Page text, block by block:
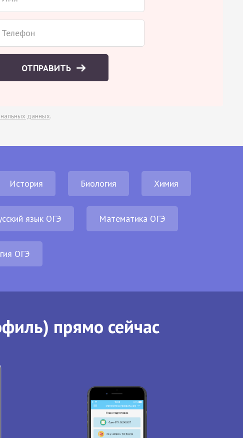
ОТПРАВИТЬ
данных.
История Биология Химия
язык ОГЭ Математика ОГЭ
ОГЭ
прямо сейчас